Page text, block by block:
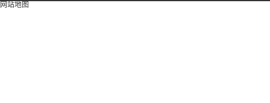
网站地图